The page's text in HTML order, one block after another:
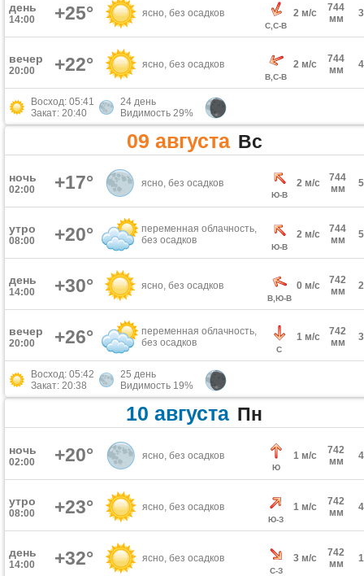
день
14:00 +25° ясно, без осадков
С,С-В
2 м/с
744
мм
вечер
20:00 +22° ясно, без осадков
В,С-В
2 м/с
744
мм
Восход: 05:41
Закат: 20:40
24 день
Видимость 29%
09 августа Вс
ночь
02:00 +17° ясно, без осадков
Ю-В
2 м/с
744
мм
утро
08:00 +20°
переменная облачность,
без осадков
Ю-В
2 м/с
744
мм
день
14:00 +30° ясно, без осадков
В,Ю-В
0 м/с
742
мм
вечер
20:00 +26°
переменная облачность,
без осадков
С
1 м/с
742
мм
Восход: 05:42
Закат: 20:38
25 день
Видимость 19%
10 августа Пн
ночь
02:00 +20° ясно, без осадков
Ю
1 м/с
742
мм
утро
08:00 +23° ясно, без осадков
Ю-З
1 м/с
742
мм
день
14:00 +32° ясно, без осадков
С-З
3 м/с
742
мм